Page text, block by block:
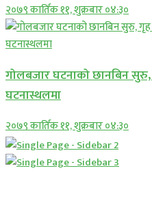
२०७९ कार्तिक ११, शुक्रबार ०४:३०
गोलबजार घटनाको छानबिन सुरु,
घटनास्थलमा
२०७९ कार्तिक ११, शुक्रबार ०४:३०